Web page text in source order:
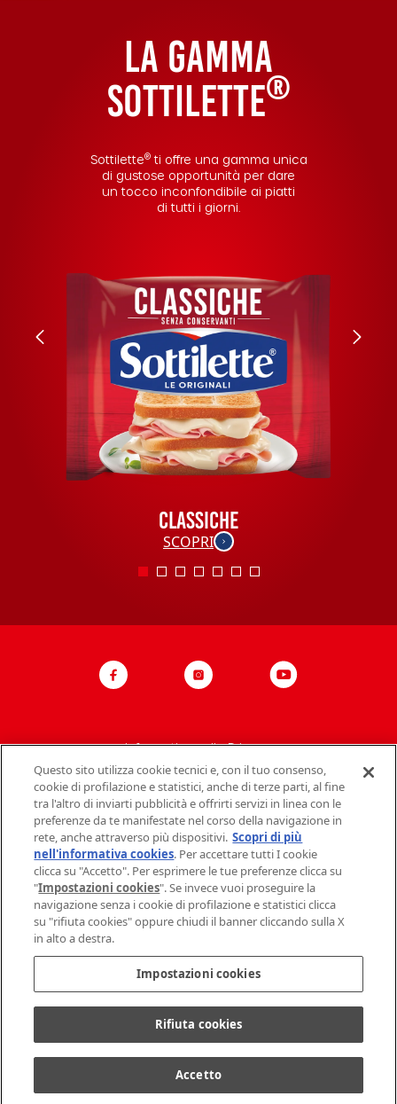
La gamma
Sottilette®
Sottilette®ti offre una gamma unica
di gustose opportunità per dare
un tocco inconfondibile ai piatti
di tutti i giorni.
CLASSICHE
SCOPRI
Informativa sulla Privacy
Politica del sito
Contatti Mondelez Italia
Dati societari
FAQ
Policy sui Cookie
Questo sito utilizza cookie tecnici e, con il tuo consenso,
cookie di profilazione e statistici, anche di terze parti, al fine
tra l'altro di inviarti pubblicità e offrirti servizi in linea con le
preferenze da te manifestate nel corso della navigazione in
rete, anche attraverso più dispositivi. Scopri di più
nell'informativa cookies. Per accettare tutti I cookie
clicca su "Accetto". Per esprimere le tue preferenze clicca su
"Impostazioni cookies". Se invece vuoi proseguire la
navigazione senza i cookie di profilazione e statistici clicca
su "rifiuta cookies" oppure chiudi il banner cliccando sulla X
in alto a destra.
Impostazioni cookies
Rifiuta cookies
Accetto